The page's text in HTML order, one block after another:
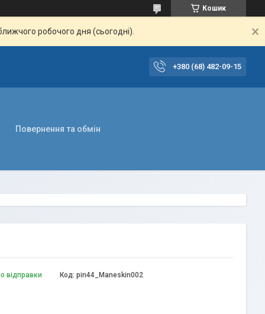
Кошик
робочого дня (сьогодні).
+380 (68) 482-09-15
Повернення та обмін
відправки Код: pin44_Maneskin002